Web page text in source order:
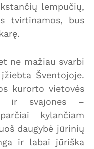
lempučių,
tvirtinamos, bus
ne mažiau svarbi
Šventojoje.
kurorto vietovės
ir svajones –
kylančiam
daugybė jūrinių
ir labai jūriška